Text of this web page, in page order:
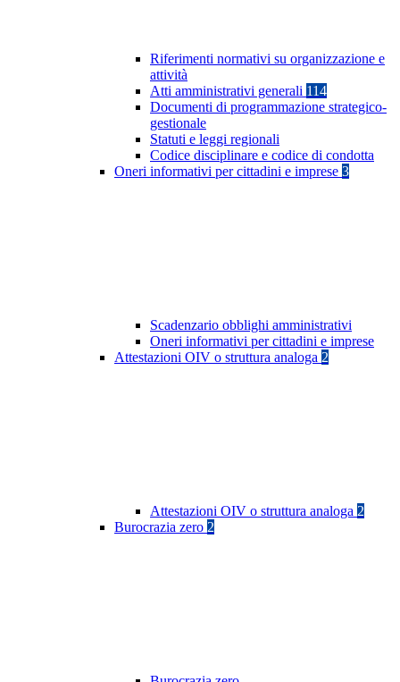
Riferimenti normativi su organizzazione e
attività
Atti amministrativi generali 114
Documenti di programmazione strategico-
gestionale
Statuti e leggi regionali
Codice disciplinare e codice di condotta
Oneri informativi per cittadini e imprese 3
Scadenzario obblighi amministrativi
Oneri informativi per cittadini e imprese
Attestazioni OIV o struttura analoga 2
Attestazioni OIV o struttura analoga 2
Burocrazia zero 2